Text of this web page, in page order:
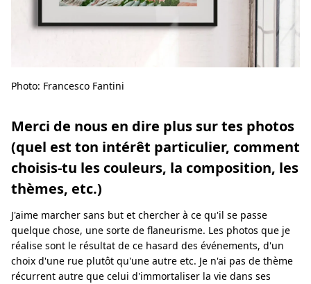
Photo: Francesco Fantini
Merci de nous en dire plus sur tes photos
(quel est ton intérêt particulier, comment
choisis-tu les couleurs, la composition, les
thèmes, etc.)
J'aime marcher sans but et chercher à ce qu'il se passe
quelque chose, une sorte de flaneurisme. Les photos que je
réalise sont le résultat de ce hasard des événements, d'un
choix d'une rue plutôt qu'une autre etc. Je n'ai pas de thème
récurrent autre que celui d'immortaliser la vie dans ses